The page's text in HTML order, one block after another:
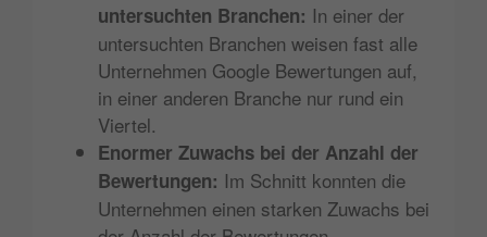
untersuchten Branchen: In einer der
untersuchten Branchen weisen fast alle
Unternehmen Google Bewertungen auf,
in einer anderen Branche nur rund ein
Viertel.
Enormer Zuwachs bei der Anzahl der
Bewertungen: Im Schnitt konnten die
Unternehmen einen starken Zuwachs bei